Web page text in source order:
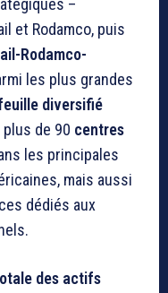
–
et Rodamco, puis
Rodamco-
les plus grandes
diversifié
de 90 centres
les principales
mais aussi
dédiés aux
des actifs